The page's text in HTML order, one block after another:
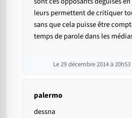
leurs permettent de critiquer
sans que cela puisse être
temps de parole dans les
Le 29 décembre 2014 à 20h53
palermo
dessna